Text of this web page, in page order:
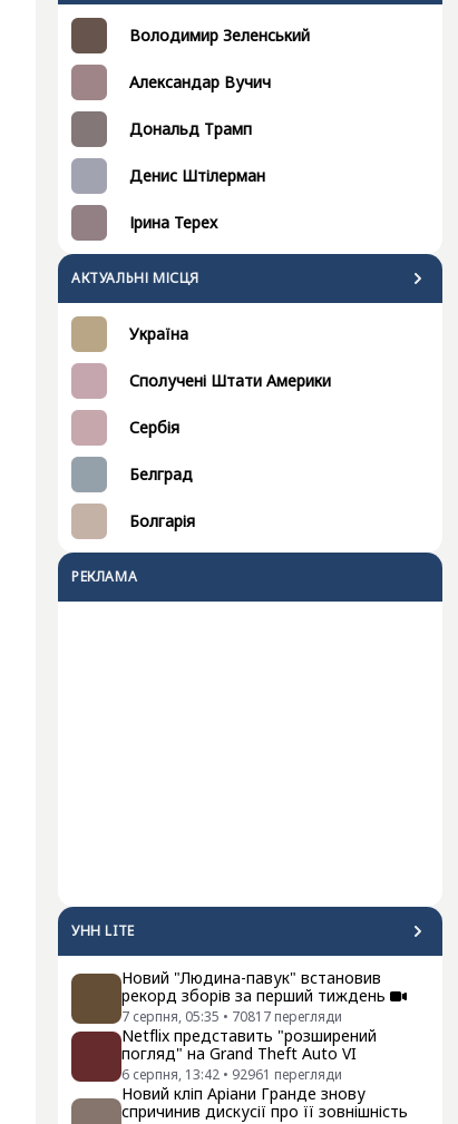
Володимир Зеленський
Александар Вучич
Дональд Трамп
Денис Штілерман
Ірина Терех
АКТУАЛЬНІ МІСЦЯ
Україна
Сполучені Штати Америки
Сербія
Белград
Болгарія
РЕКЛАМА
УНН LITE
Новий "Людина-павук" встановив
рекорд зборів за перший тиждень
7 серпня, 05:35 • 70817 перегляди
Netflix представить "розширений
погляд" на Grand Theft Auto VI
6 серпня, 13:42 • 92961 перегляди
Новий кліп Аріани Гранде знову
спричинив дискусії про її зовнішність